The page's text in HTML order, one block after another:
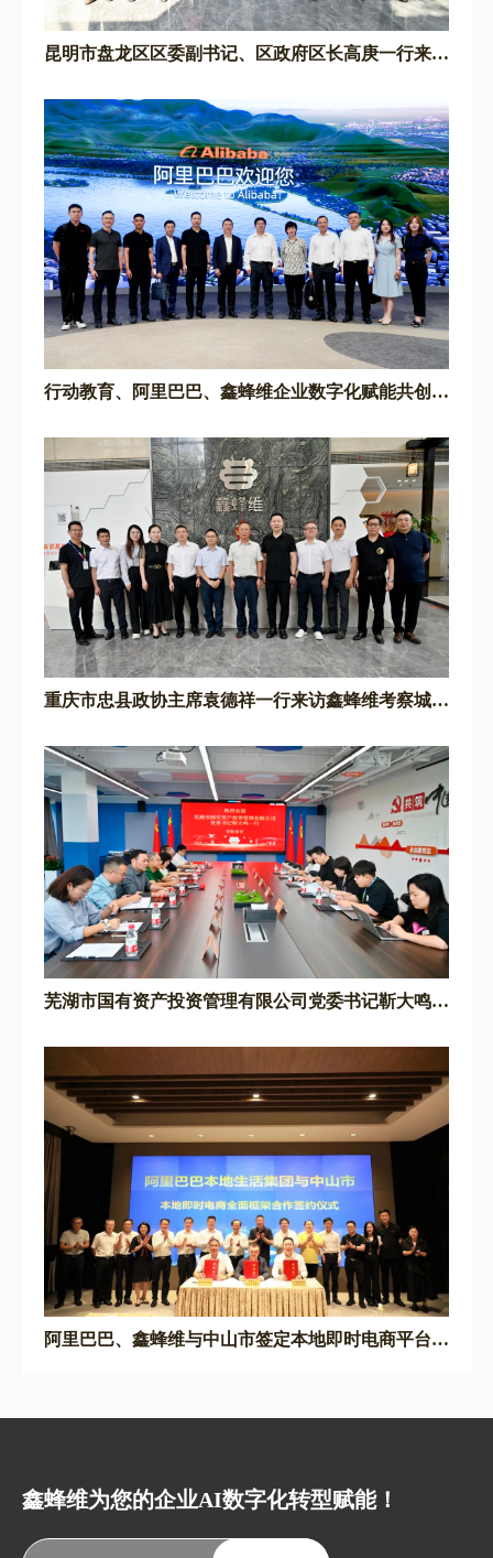
昆明市盘龙区区委副书记、区政府区长高庚一行来鑫
行动教育、阿里巴巴、鑫蜂维企业数字化赋能共创研
重庆市忠县政协主席袁德祥一行来访鑫蜂维考察城市
芜湖市国有资产投资管理有限公司党委书记靳大鸣一
阿里巴巴、鑫蜂维与中山市签定本地即时电商平台全
鑫蜂维为您的企业AI数字化转型赋能！